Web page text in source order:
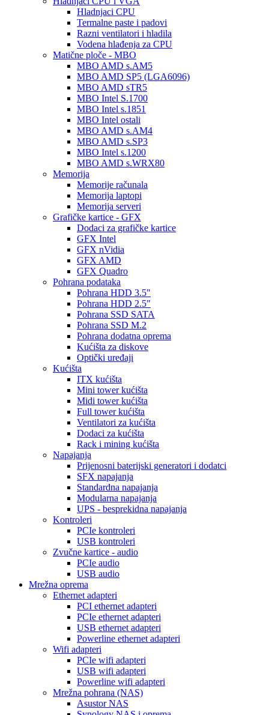
Hladnjaci CPU
Termalne paste i padovi
Razni ventilatori i hladila
Vodena hlađenja za CPU
Matične ploče - MBO
MBO AMD s.AM5
MBO AMD SP5 (LGA6096)
MBO AMD sTR5
MBO Intel S.1700
MBO Intel s.1851
MBO Intel ostali
MBO AMD s.AM4
MBO AMD s.SP3
MBO Intel s.1200
MBO AMD s.WRX80
Memorija
Memorije računala
Memorija laptopi
Memorija serveri
Grafičke kartice - GFX
Dodaci za grafičke kartice
GFX Intel
GFX nVidia
GFX AMD
GFX Quadro
Pohrana podataka
Pohrana HDD 3.5"
Pohrana HDD 2.5"
Pohrana SSD SATA
Pohrana SSD M.2
Pohrana dodatna oprema
Kućišta za diskove
Optički uređaji
Kućišta
ITX kućišta
Mini tower kućišta
Midi tower kućišta
Full tower kućišta
Ventilatori za kućišta
Dodaci za kućišta
Rack i mining kućišta
Napajanja
Prijenosni baterijski generatori i dodatci
SFX napajanja
Standardna napajanja
Modularna napajanja
UPS - besprekidna napajanja
Kontroleri
PCIe kontroleri
USB kontroleri
Zvučne kartice - audio
PCIe audio
USB audio
Mrežna oprema
Ethernet adapteri
PCI ethernet adapteri
PCIe ethernet adapteri
USB ethernet adapteri
Powerline ethernet adapteri
Wifi adapteri
PCIe wifi adapteri
USB wifi adapteri
Powerline wifi adapteri
Mrežna pohrana (NAS)
Asustor NAS